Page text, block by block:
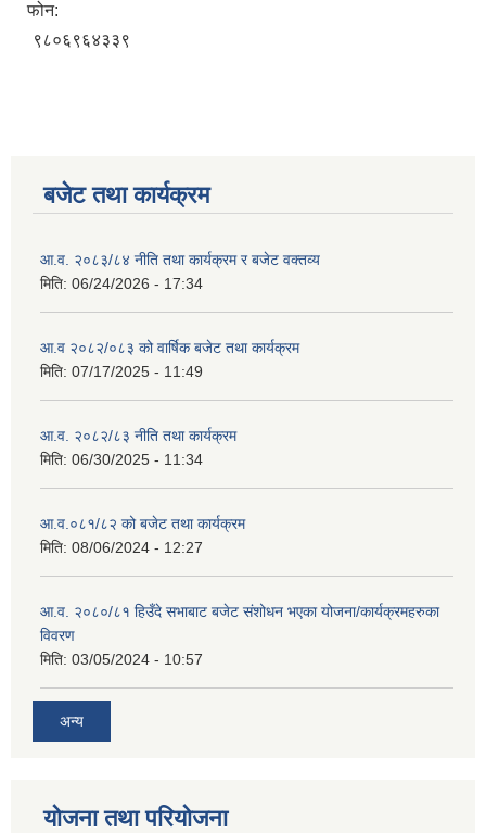
फोन:
९८०६९६४३३९
बजेट तथा कार्यक्रम
आ.व. २०८३/८४ नीति तथा कार्यक्रम र बजेट वक्तव्य
मिति: 06/24/2026 - 17:34
आ.व २०८२/०८३ को वार्षिक बजेट तथा कार्यक्रम
मिति: 07/17/2025 - 11:49
आ.व. २०८२/८३ नीति तथा कार्यक्रम
मिति: 06/30/2025 - 11:34
आ.व.०८१/८२ को बजेट तथा कार्यक्रम
मिति: 08/06/2024 - 12:27
आ.व. २०८०/८१ हिउँदे सभाबाट बजेट संशोधन भएका योजना/कार्यक्रमहरुका
विवरण
मिति: 03/05/2024 - 10:57
अन्य
योजना तथा परियोजना